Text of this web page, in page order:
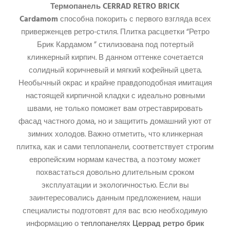
Термопанель CERRAD RETRO BRICK
Cardamom способна покорить с первого взгляда всех
приверженцев ретро-стиля. Плитка расцветки “Ретро
Брик Кардамом ” стилизована под потертый
клинкерный кирпич. В данном оттенке сочетается
солидный коричневый и мягкий кофейный цвета.
Необычный окрас и крайне правдоподобная имитация
настоящей кирпичной кладки с идеально ровными
швами, не только поможет вам отреставрировать
фасад частного дома, но и защитить домашний уют от
зимних холодов. Важно отметить, что клинкерная
плитка, как и сами теплопанели, соответствует строгим
европейским нормам качества, а поэтому может
похвастаться довольно длительным сроком
эксплуатации и экологичностью. Если вы
заинтересовались данным предложением, наши
специалисты подготовят для вас всю необходимую
информацию отеплопанелях Церрад ретро брик